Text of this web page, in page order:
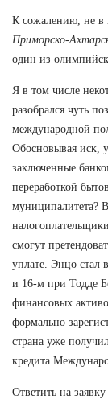
К сожалению, не в
Приморско-
один из
Я в том числе
разобрался чуть
международной
Обосновывая иск,
заключенные
переработкой
муниципалитета?
смогут
уплате. Энцо стал
и 16-м при Тодде
финансовых
формально
страна уже
кредита
Ответить на